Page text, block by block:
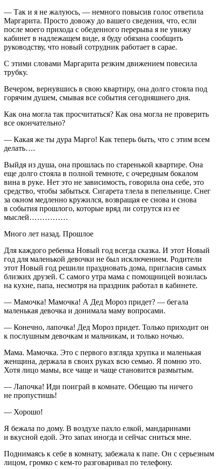
— Так и я не жалуюсь, — немного повысив голос ответила
Маргарита. Просто довожу до вашего сведения, что, если
после моего прихода с обеденного перерыва я не увижу
кабинет в надлежащем виде, я буду обязана сообщить
руководству, что новый сотрудник работает в сарае.
С этими словами Маргарита резким движением повесила
трубку.
Вечером, вернувшись в свою квартиру, она долго стояла под
горячим душем, смывая все события сегодняшнего дня.
Как она могла так просчитаться? Как она могла не проверить
все окончательно?
— Какая же ты дура Марго! Как теперь быть, что с этим всем
делать….
Выйдя из душа, она прошлась по старенькой квартире. Она
еще долго стояла в полной темноте, с очередным бокалом
вина в руке. Нет это не зависимость, говорила она себе, это
средство, чтобы забыться. Сигарета тлела в пепельнице. Снег
за окном медленно кружился, возвращая ее снова и снова
в события прошлого, которые вряд ли сотрутся из ее
мыслей……………
Много лет назад. Прошлое
Для каждого ребенка Новый год всегда сказка. И этот Новый
год для маленькой девочки не был исключением. Родители
этот Новый год решили праздновать дома, пригласив самых
близких друзей. С самого утра мама с помощницей возилась
на кухне, папа, несмотря на праздник работал в кабинете.
— Мамочка! Мамочка! А Дед Мороз придет? — бегала
маленькая девочка и донимала маму вопросами.
— Конечно, лапочка! Дед Мороз придет. Только приходит он
к послушным девочкам и мальчикам, и только ночью.
Мама. Мамочка. Это с первого взгляда хрупка и маленькая
женщина, держала в своих руках всю семью. Я помню это.
Хотя лицо мамы, все чаще и чаще становится размытым.
— Лапочка! Иди поиграй в комнате. Обещаю ты ничего
не пропустишь!
— Хорошо!
Я бежала по дому. В воздухе пахло елкой, мандаринами
и вкусной едой. Это запах иногда и сейчас сниться мне.
Поднимаясь к себе в комнату, забежала к папе. Он с серьезным
лицом, громко с кем-то разговаривал по телефону.